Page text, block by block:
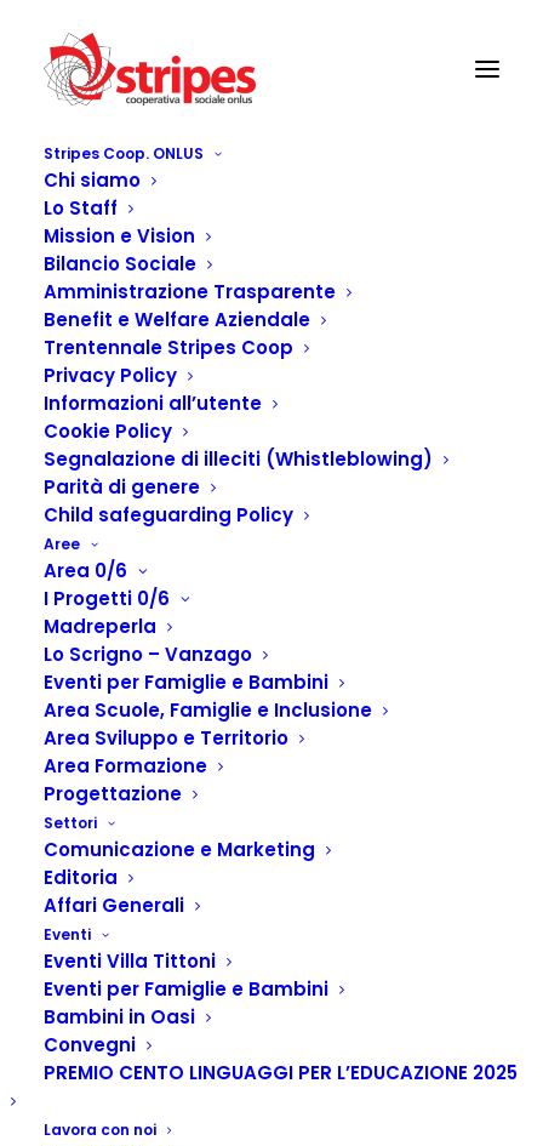
Stripes Coop. ONLUS
Chi siamo
Lo Staff
Mission e Vision
Bilancio Sociale
Amministrazione Trasparente
Benefit e Welfare Aziendale
Trentennale Stripes Coop
Privacy Policy
Informazioni all’utente
Cookie Policy
Segnalazione di illeciti (Whistleblowing)
Parità di genere
Child safeguarding Policy
Aree
Area 0/6
I Progetti 0/6
Madreperla
Lo Scrigno – Vanzago
Eventi per Famiglie e Bambini
Area Scuole, Famiglie e Inclusione
Area Sviluppo e Territorio
Area Formazione
Progettazione
Settori
Comunicazione e Marketing
Editoria
Affari Generali
Eventi
Eventi Villa Tittoni
Eventi per Famiglie e Bambini
Bambini in Oasi
Convegni
PREMIO CENTO LINGUAGGI PER L’EDUCAZIONE 2025
Lavora con noi
Home idee 0 6 IDEE in GIARDINO
Idee e Video Tutorial
per giocare insieme ai
vostri bimbi